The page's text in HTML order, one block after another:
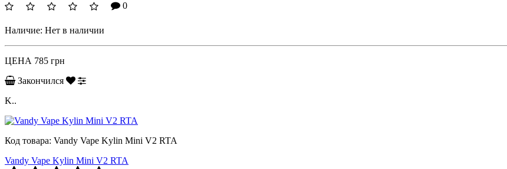
0
Наличие: Нет в наличии
ЦЕНА 785 грн
Закончился
K..
Код товара: Vandy Vape Kylin Mini V2 RTA
Vandy Vape Kylin Mini V2 RTA